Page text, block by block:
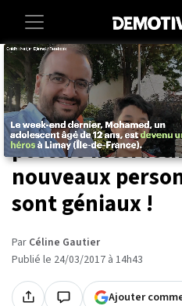
Accueil Entertainment Cinema
« Transformers
diffuse de tous
posters
nouveaux
sont géniaux !
Par Céline Gautier
Publié le 24/03/2017 à 14h43
Ajouter